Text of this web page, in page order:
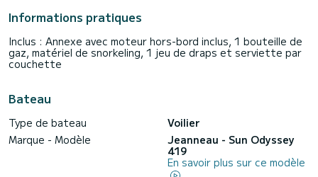
Informations pratiques
Inclus : Annexe avec moteur hors-bord inclus, 1 bouteille de
gaz, matériel de snorkeling, 1 jeu de draps et serviette par
couchette
Bateau
Type de bateau
Voilier
Marque - Modèle
Jeanneau - Sun Odyssey
419
En savoir plus sur ce modèle